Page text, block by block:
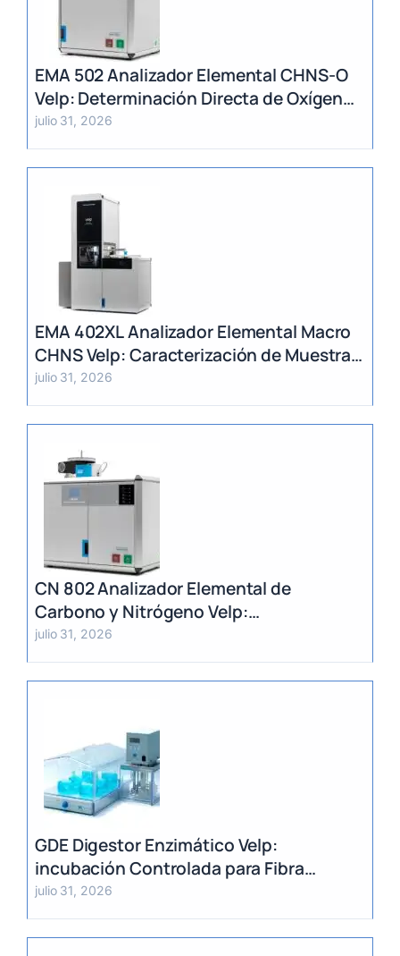
EMA 502 Analizador Elemental CHNS-O
Velp: Determinación Directa de Oxígeno
y Análisis Multiparámetro
julio 31, 2026
EMA 402XL Analizador Elemental Macro
CHNS Velp: Caracterización de Muestras
Heterogéneas y Grandes Volúmenes
julio 31, 2026
CN 802 Analizador Elemental de
Carbono y Nitrógeno Velp:
Determinación Rápida por Método
Dumas (TC, TOC, TIC y TN)
julio 31, 2026
GDE Digestor Enzimático Velp:
incubación Controlada para Fibra
Dietética (AOAC)
julio 31, 2026